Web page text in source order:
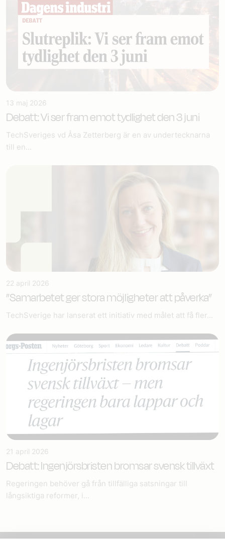
13 maj 2026
Debatt: Vi ser fram emot tydlighet den 3 juni
TechSveriges vd Åsa Zetterberg är en av undertecknarna
till en...
22 april 2026
”Samarbetet ger stora möjligheter att påverka”
TechSverige har lanserat ett initiativ med målet att få fler...
21 april 2026
Debatt: Ingenjörsbristen bromsar svensk tillväxt
Regeringen behöver gå från tillfälliga satsningar till
långsiktiga reformer, i...